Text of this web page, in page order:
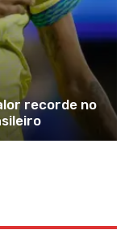
recorde no